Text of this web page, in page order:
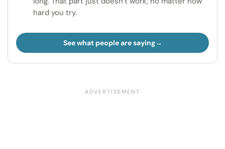
hard you try.
See what people are saying